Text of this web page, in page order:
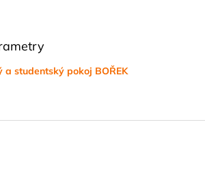
a studentský pokoj BOŘEK